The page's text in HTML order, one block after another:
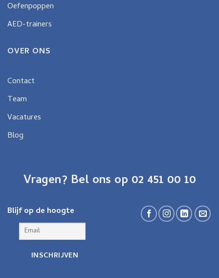
Oefenpoppen
AED-trainers
OVER ONS
Contact
Team
Vacatures
Blog
Vragen? Bel ons op 02 451 00 10
Blijf op de hoogte